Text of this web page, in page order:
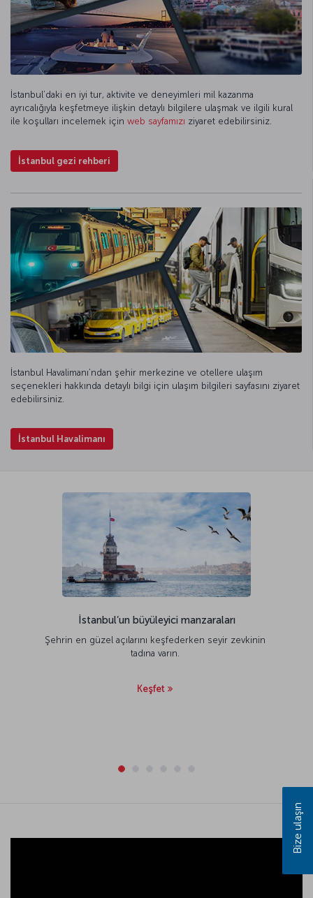
İstanbul’daki en iyi tur, aktivite ve deneyimleri mil kazanma
ayrıcalığıyla keşfetmeye ilişkin detaylı bilgilere ulaşmak ve ilgili kural
ile koşulları incelemek için web sayfamızı ziyaret edebilirsiniz.
İstanbul gezi rehberi
İstanbul Havalimanı’ndan şehir merkezine ve otellere ulaşım
seçenekleri hakkında detaylı bilgi için ulaşım bilgileri sayfasını ziyaret
edebilirsiniz.
İstanbul Havalimanı
İstanbul’un büyüleyici manzaraları
Şehrin en güzel açılarını keşfederken seyir zevkinin
tadına varın.
Keşfet
Bize ulaşın